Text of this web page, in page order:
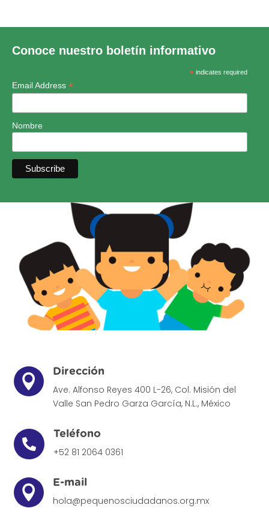
Conoce nuestro boletín informativo
*indicates required
Email Address *
Nombre

Dirección
Ave. Alfonso Reyes 400 L-26, Col. Misión del
Valle San Pedro Garza García, N.L., México

Teléfono
+52 81 2064 0361

E-mail
hola@pequenosciudadanos.org.mx